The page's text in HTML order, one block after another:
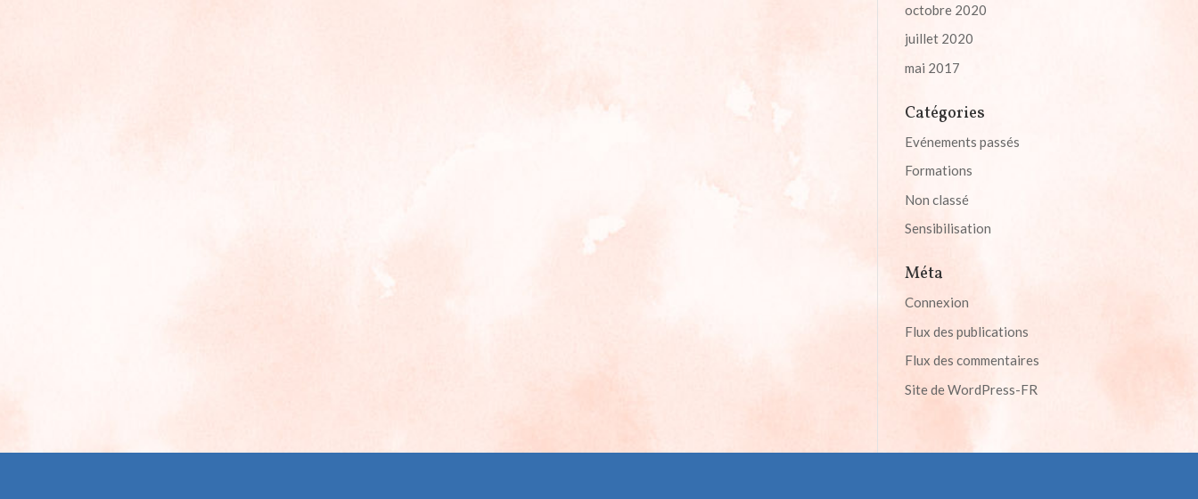
octobre 2020
juillet 2020
mai 2017
Catégories
Evénements passés
Formations
Non classé
Sensibilisation
Méta
Connexion
Flux des publications
Flux des commentaires
Site de WordPress-FR